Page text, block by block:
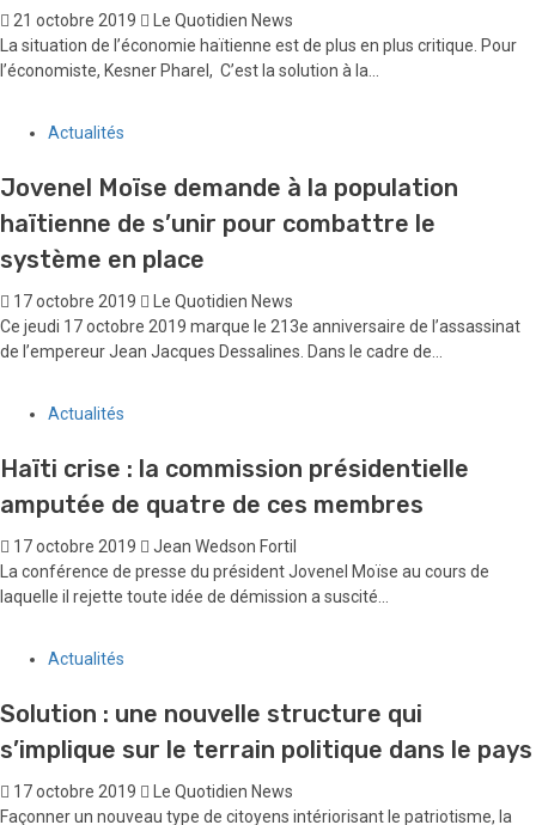
21 octobre 2019
Le Quotidien News
La situation de l’économie haïtienne est de plus en plus critique. Pour
l’économiste, Kesner Pharel, C’est la solution à la...
Actualités
Jovenel Moïse demande à la population
haïtienne de s’unir pour combattre le
système en place
17 octobre 2019
Le Quotidien News
Ce jeudi 17 octobre 2019 marque le 213e anniversaire de l’assassinat
de l’empereur Jean Jacques Dessalines. Dans le cadre de...
Actualités
Haïti crise : la commission présidentielle
amputée de quatre de ces membres
17 octobre 2019
Jean Wedson Fortil
La conférence de presse du président Jovenel Moïse au cours de
laquelle il rejette toute idée de démission a suscité...
Actualités
Solution : une nouvelle structure qui
s’implique sur le terrain politique dans le pays
17 octobre 2019
Le Quotidien News
Façonner un nouveau type de citoyens intériorisant le patriotisme, la